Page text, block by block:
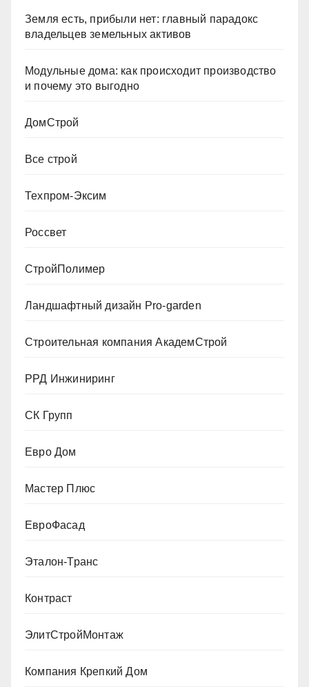
Земля есть, прибыли нет: главный парадокс
владельцев земельных активов
Модульные дома: как происходит производство
и почему это выгодно
ДомСтрой
Все строй
Техпром-Эксим
Россвет
СтройПолимер
Ландшафтный дизайн Pro-garden
Строительная компания АкадемСтрой
РРД Инжиниринг
СК Групп
Евро Дом
Мастер Плюс
ЕвроФасад
Эталон-Транс
Контраст
ЭлитСтройМонтаж
Компания Крепкий Дом